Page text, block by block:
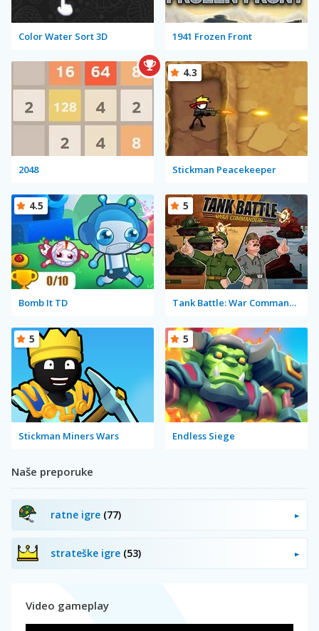
Color Water Sort 3D 1941 Frozen Front
2048 Stickman Peacekeeper
4.3
Bomb It TD
4.5
Tank Battle: War Commander
5
Stickman Miners Wars
5
Endless Siege
5
Naše preporuke
ratne igre (77)
strateške igre (53)
Video gameplay